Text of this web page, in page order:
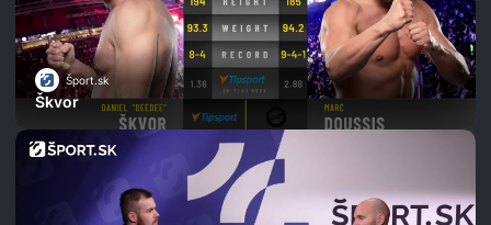
Šport.sk
Škvor